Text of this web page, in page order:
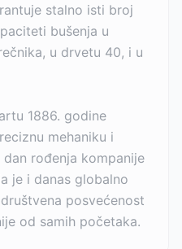
stalno isti broj
bušenja u
u drvetu 40, i u
1886. godine
mehaniku i
rođenja kompanije
je i danas globalno
posvećenost
od samih početaka.